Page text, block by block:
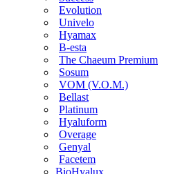
Evolution
Univelo
Hyamax
B-esta
The Chaeum Premium
Sosum
VOM (V.O.M.)
Bellast
Platinum
Hyaluform
Overage
Genyal
Facetem
BioHyalux